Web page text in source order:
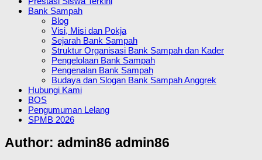
Bank Sampah
Blog
Visi, Misi dan Pokja
Sejarah Bank Sampah
Struktur Organisasi Bank Sampah dan Kader
Pengelolaan Bank Sampah
Pengenalan Bank Sampah
Budaya dan Slogan Bank Sampah Anggrek
Hubungi Kami
BOS
Pengumuman Lelang
SPMB 2026
Author: admin86 admin86